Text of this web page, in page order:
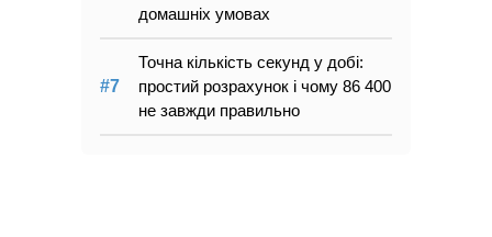
домашніх умовах
Точна кількість секунд у добі:
простий розрахунок і чому 86 400
не завжди правильно